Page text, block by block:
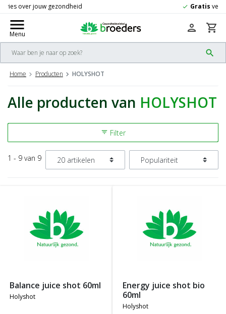
check Gratis
menu
Menu
search
person shopping_cart
Home Producten HOLYSHOT
Alle producten van HOLYSHOT
filter_list Filter
1 - 9 van 9
balance juice shot 60ml
holyshot
energy juice shot bio
60ml
holyshot